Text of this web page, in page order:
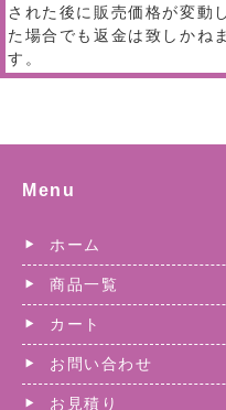
された後に販売価格が変動し
た場合でも返金は致しかねま
す。
Menu
ホーム
商品一覧
カート
お問い合わせ
お見積り